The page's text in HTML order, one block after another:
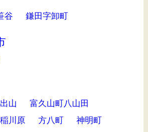
谷 鎌田字卸町
山
富久山町八山田
川原
方八町 神明町